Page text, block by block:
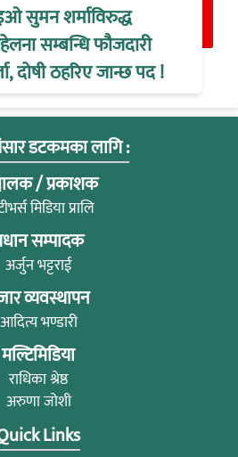
सुमन शर्माविरुद्ध
सम्बन्धि फौजदारी
दोषी ठहरिए जान्छ पद !
डटकमका लागि :
/ प्रकाशक
मिडिया प्रालि
सम्पादक
अर्जुन भट्टराई
व्यवस्थापन
आदित्य भण्डारी
मल्टिमिडिया
राधिका श्रेष्ठ
अरुणा जोशी
Links